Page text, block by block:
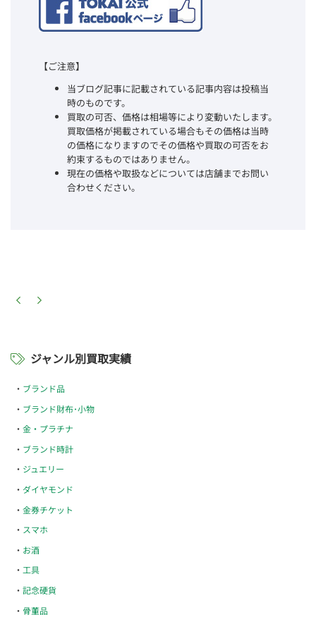
【ご注意】
当ブログ記事に記載されている記事内容は投稿当
時のものです。
買取の可否、価格は相場等により変動いたします。
買取価格が掲載されている場合もその価格は当時
の価格になりますのでその価格や買取の可否をお
約束するものではありません。
現在の価格や取扱などについては店舗までお問い
合わせください。
ジャンル別買取実績
ブランド品
ブランド財布･小物
金・プラチナ
ブランド時計
ジュエリー
ダイヤモンド
金券チケット
スマホ
お酒
工具
記念硬貨
骨董品